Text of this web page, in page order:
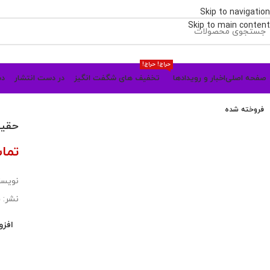
Skip to navigation
Skip to main content
صفحه اصلیاخبار و رویدادها تخفیف های شگفت انگیز
حراج! حراج!
در دست انتشار
فروخته شده
نشر: